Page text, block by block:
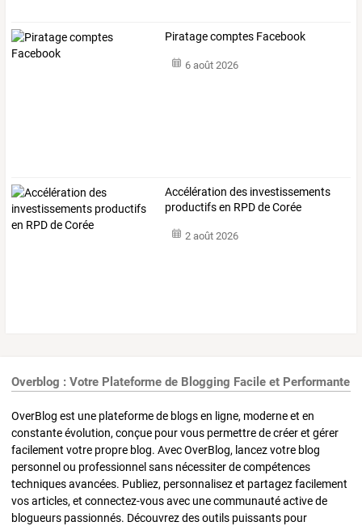
Piratage comptes Facebook
6 août 2026
Accélération des investissements
productifs en RPD de Corée
2 août 2026
Overblog : Votre Plateforme de Blogging Facile et Performante
OverBlog est une plateforme de blogs en ligne, moderne et en
constante évolution, conçue pour vous permettre de créer et gérer
facilement votre propre blog. Avec OverBlog, lancez votre blog
personnel ou professionnel sans nécessiter de compétences
techniques avancées. Publiez, personnalisez et partagez facilement
vos articles, et connectez-vous avec une communauté active de
blogueurs passionnés. Découvrez des outils puissants pour